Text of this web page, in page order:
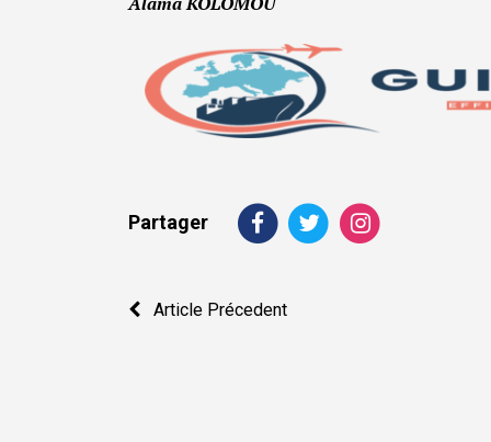
Partager
Navigation
Article Précedent